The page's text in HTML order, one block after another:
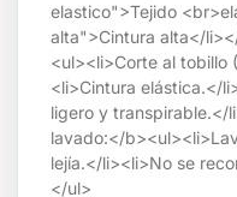
elastico">Tejido
alta">Cintura alta</
<ul><li>Corte al tobillo
<li>Cintura elástica.</
ligero y transpirable.</
lavado:</
lejía.</li><li>No se
</ul>